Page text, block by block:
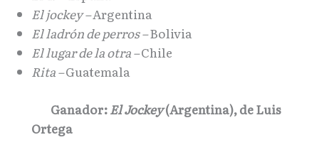
El jockey –Argentina
El ladrón de perros –Bolivia
El lugar de la otra –Chile
Rita –Guatemala
Ganador:El Jockey(Argentina), de Luis
Ortega